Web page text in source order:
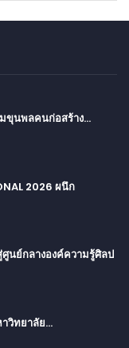
ขุนพลคนก่อสร้าง…
2026 ผนึก
นย์กลางองค์ความรู้ศิลป
วิทยาลัย…